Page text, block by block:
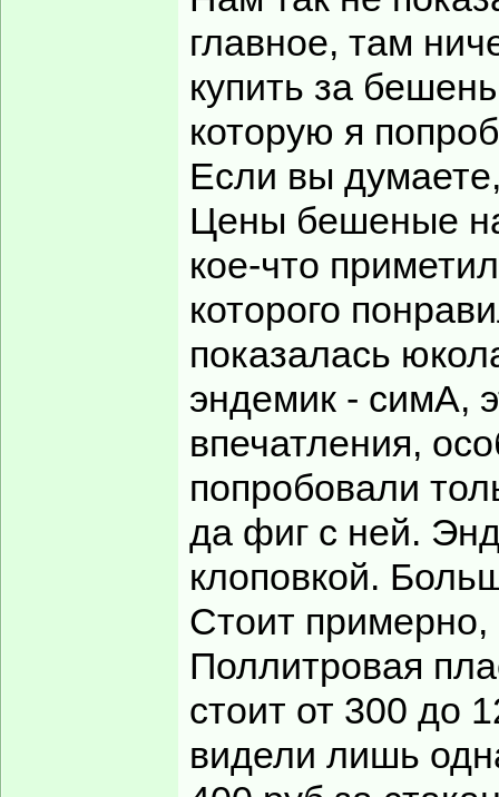
главное, там
купить за
которую я
Если вы
Цены бешеные
кое-что
которого
показалась
эндемик - симА,
впечатления,
попробовали
да фиг с ней.
клоповкой.
Стоит
Поллитровая
стоит от 300 до
видели лишь